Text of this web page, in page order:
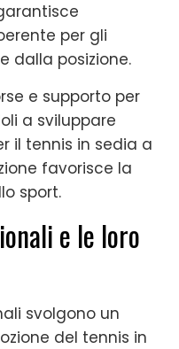
per gli
dalla posizione.
e supporto per
a sviluppare
il tennis in sedia a
favorisce la
sport.
e le loro
svolgono un
del tennis in